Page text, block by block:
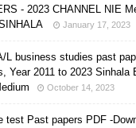
- 2023 CHANNEL NIE
January 17, 2023
L business studies past
Year 2011 to 2023 Sinhala
October 14, 2023
test Past papers PDF -